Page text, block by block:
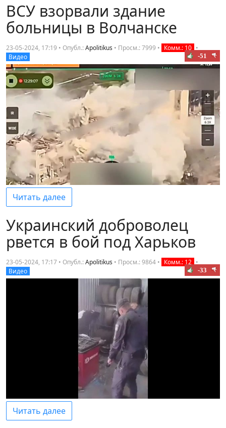
ВСУ взорвали здание
больницы в Волчанске
23-05-2024, 17:19 • Опубл.:Apolitikus • Просм.: 7999 • Комм.: 10 •
Видео
-51
Читать далее
Украинский доброволец
рвется в бой под Харьков
23-05-2024, 17:17 • Опубл.:Apolitikus • Просм.: 9864 • Комм.: 12 •
Видео
-33
Читать далее